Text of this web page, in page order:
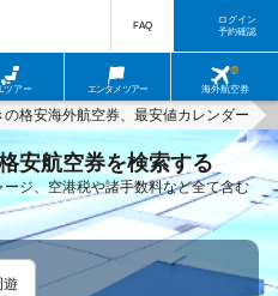
ツアー エンタメツアー 海外航空券
FAQ
ログイン
予約確認
の格安海外航空券、最安値カレンダー
安航空券を検索する
ジ、空港税や諸手数料など全て含む
遊